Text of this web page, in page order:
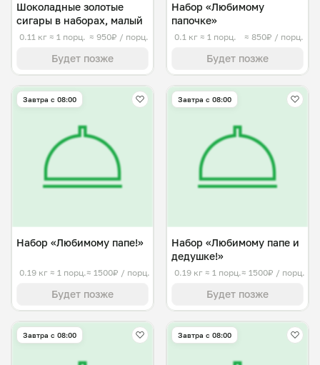
Шоколадные золотые
сигары в наборах, малый
0.11 кг ≈ 1 порц. ≈ 950₽ / порц.
Будет позже
Набор «Любимому
папочке»
0.1 кг ≈ 1 порц. ≈ 850₽ / порц.
Будет позже
Завтра c 08:00
Набор «Любимому папе!»
0.19 кг ≈ 1 порц.≈ 1500₽ / порц.
Будет позже
Завтра c 08:00
Набор «Любимому папе и
дедушке!»
0.19 кг ≈ 1 порц.≈ 1500₽ / порц.
Будет позже
Завтра c 08:00 Завтра c 08:00